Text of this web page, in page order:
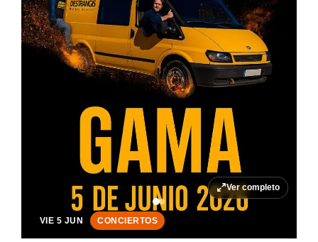
Ver completo
VIE 5 JUN CONCIERTOS